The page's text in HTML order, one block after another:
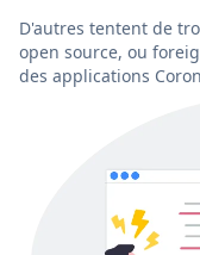
D'autres tentent de
open source, ou
des applications